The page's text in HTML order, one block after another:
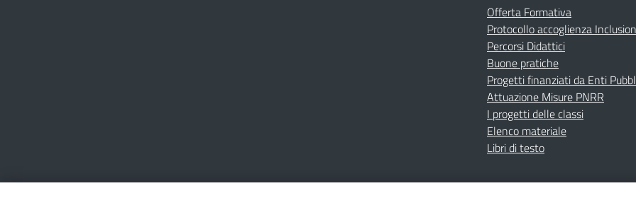
Offerta Formativa
Protocollo accoglienza
Percorsi Didattici
Buone pratiche
Progetti finanziati da Enti
Attuazione Misure PNRR
I progetti delle classi
Elenco materiale
Libri di testo
Amministrazione TrasparenteAlbo onlinePrivacy PolicyDichiarazione di accessibilitàContattiNote Legali